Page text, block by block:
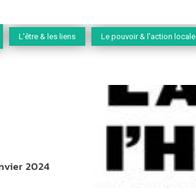
L'être & les liens Le pouvoir & l'action locale
2024